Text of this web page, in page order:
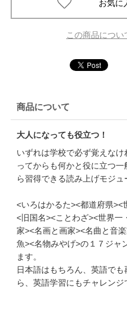
この商品につ
商品について
大人になっても役立つ！
いずれは学校で必ず覚えな
ってからも何かと役に立つ
ら習得できる読み上げモジュ
<いろはかるた><都道府県><
<旧国名><ことわざ><世界一
家><名画と画家><名曲と音
魚><名物みやげ>の１７ジャ
ます。
日本語はもちろん、英語で
ら、英語学習にもチャレンジ